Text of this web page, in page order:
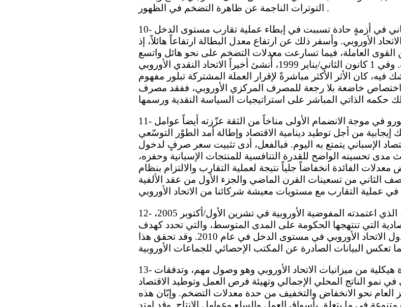
التوترات الناجمة عن ظاهرة التضخم في الظهور .
10- وفي عام 1993، دخل الاقتصاد الإسباني في أزمةٍ حادة تسببت في إبطاء عملية تقارب مستوى الدخل
الأوروبي. وأسفر ذلك عن ارتفاع معدل البطالة ارتفاعاً هائلاً، إذ
في المائة من القوى العاملة، فيما تسارعت معدلات التضخم على نحو هائل واتسع
نطاق الخلل في الحسابات العامة. وفي 1 كانون الثاني/يناير 1999، أُنشئ أخيراً الاتحاد النقدي الأوروبي
كان الأثر الأكثر مباشرةً لإقرار العملة المشتركة تبلور مفهوم
خاضعة بلا رجعة للمصرف المركزي الأوروبي، ففقد مصرف
11- وقد هيّأ انضمام إسبانيا إلى منطقة اليورو في موجة الانضمام الأولى مناخاً من الثقة عزّزته أيضاً عوامل
إيجابية من أجل توطيد دينامية الاقتصاد وإطالة أمد الطوْر التوسّعي
الإسباني يتمتع به اليوم. فبالفعل، أدى تثبيت سعر صرفٍ لدخول
مدى تحسينه الواضح للقدرة التنافسية للمنتجات الإسبانية وحفزه،
الفائدة انخفاضاً جلياً نتيجة لعملية التقارب والالتزام بنظام
الثاني من تسعينات القرن الماضي والجزء الأول من عقد الألفية
12- ويشكّل البرنامج الوطني للإصلاح، الذي اعتمدته المفوضية الأوروبية في تشرين الأول/أكتوبر 2005،
التي تنتهجها الحكومة على المدى المتوسط، والتي تحدد كهدف
استراتيجي تحقيق الالتقاء التام مع دول الاتحاد الأوروبي في مستوى الدخل في عام 2010. وقد تحقق هذا
13- فضلاً عن ذلك، كان لوصول أرصدة هيكلية من ميزانيات الاتحاد الأوروبي وهو وصول مهم، وتدفقات
في نمو الناتج المحلي الإجمالي وتهيئة فرص العمل وتوطيد الاقتصاد
العام نحو الانخفاض والتخفيف من حدة معدلات التضخم. وإبّان هذه
في ما يتعلق بأسواق العمل والسلع وعوامل الإنتاج. وقد امتد